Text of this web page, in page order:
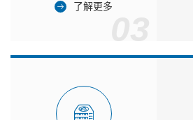
了解更多